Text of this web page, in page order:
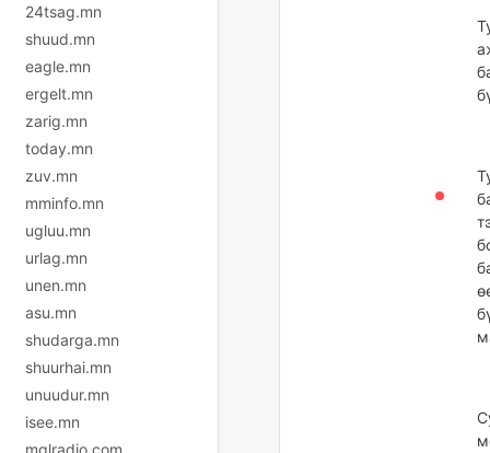
24tsag.mn
shuud.mn
eagle.mn
ergelt.mn
zarig.mn
today.mn
zuv.mn
mminfo.mn
ugluu.mn
urlag.mn
unen.mn
asu.mn
shudarga.mn
shuurhai.mn
unuudur.mn
isee.mn
mglradio.com